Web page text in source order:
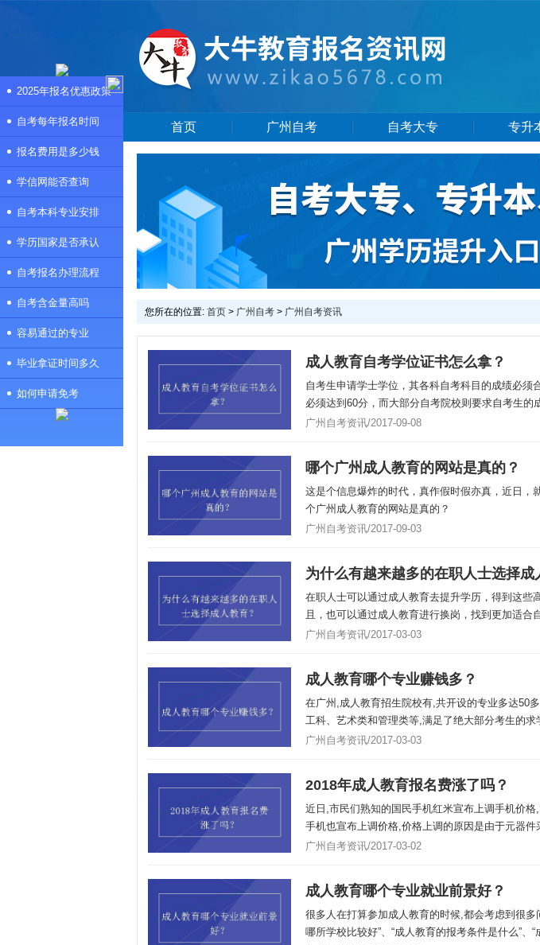
首页 广州自考 自考大专 专升
您所在的位置: 首页 > 广州自考 > 广州自考资讯
成人教育自考学位证书怎么拿？
自考生申请学士学位，其各科自考科目的成绩必须
必须达到60分，而大部分自考院校则要求自考生的
广州自考资讯/2017-09-08
哪个广州成人教育的网站是真的？
这是个信息爆炸的时代，真作假时假亦真，近日，
个广州成人教育的网站是真的？
广州自考资讯/2017-09-03
为什么有越来越多的在职人士选择成
在职人士可以通过成人教育去提升学历，得到这些
且，也可以通过成人教育进行换岗，找到更加适合
广州自考资讯/2017-03-03
成人教育哪个专业赚钱多？
在广州,成人教育招生院校有,共开设的专业多达50
工科、艺术类和管理类等,满足了绝大部分考生的求
广州自考资讯/2017-03-03
2018年成人教育报名费涨了吗？
近日,市民们熟知的国民手机红米宣布上调手机价
手机也宣布上调价格,价格上调的原因是由于元器件
广州自考资讯/2017-03-02
成人教育哪个专业就业前景好？
很多人在打算参加成人教育的时候,都会考虑到很多
哪所学校比较好”、“成人教育的报考条件是什么”、
2025年报名优惠政策
自考每年报名时间
报名费用是多少钱
学信网能否查询
自考本科专业安排
学历国家是否承认
自考报名办理流程
自考含金量高吗
容易通过的专业
毕业拿证时间多久
如何申请免考